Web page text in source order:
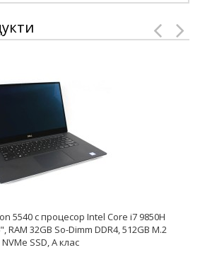
5540 с процесор Intel Core i7 9850H
RAM 32GB So-Dimm DDR4, 512GB M.2
NVMe SSD, A клас